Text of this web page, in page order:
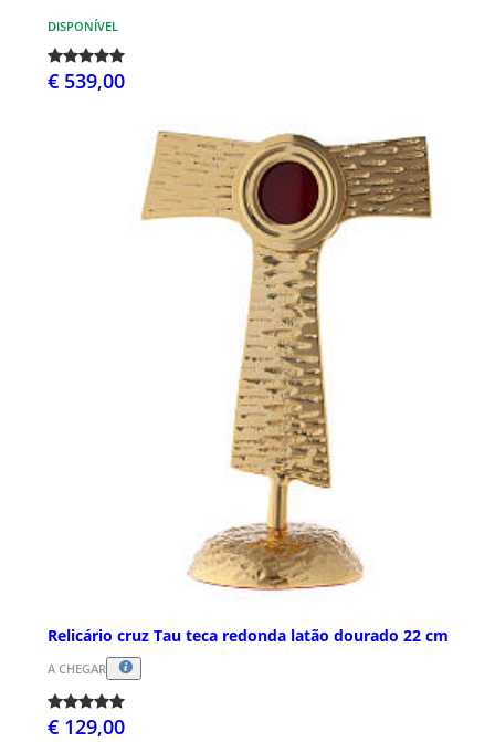
DISPONÍVEL
€ 539,00
Relicário cruz Tau teca redonda latão dourado 22 cm
A CHEGAR
€ 129,00